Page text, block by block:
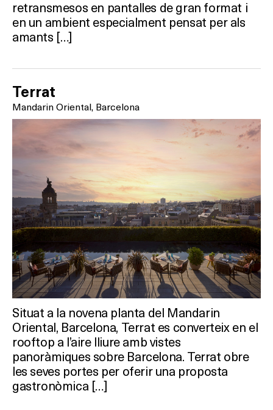
retransmesos en pantalles de gran format i
en un ambient especialment pensat per als
amants […]
Terrat
Mandarin Oriental, Barcelona
Situat a la novena planta del Mandarin
Oriental, Barcelona, Terrat es converteix en el
rooftop a l’aire lliure amb vistes
panoràmiques sobre Barcelona. Terrat obre
les seves portes per oferir una proposta
gastronòmica […]